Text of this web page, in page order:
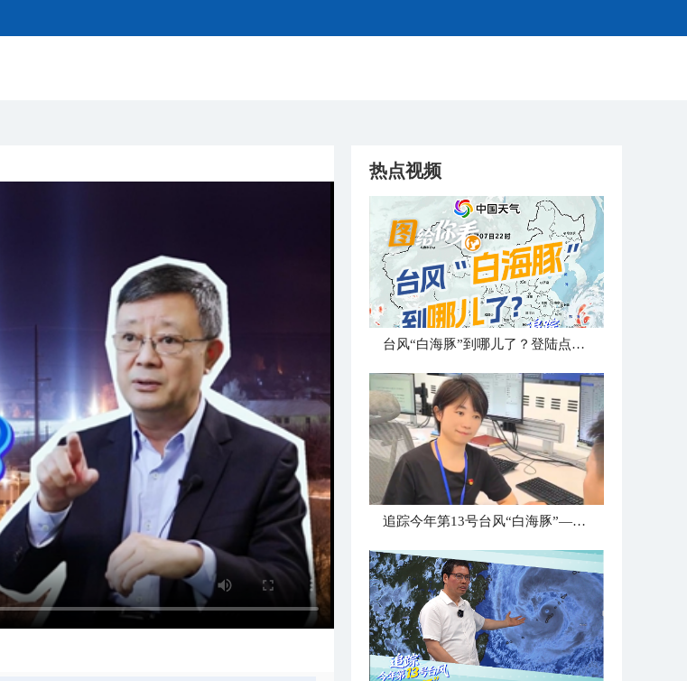
热点视频
台风“白海豚”到哪儿了？登陆点已确定
追踪今年第13号台风“白海豚”—追风小组台州最新消息